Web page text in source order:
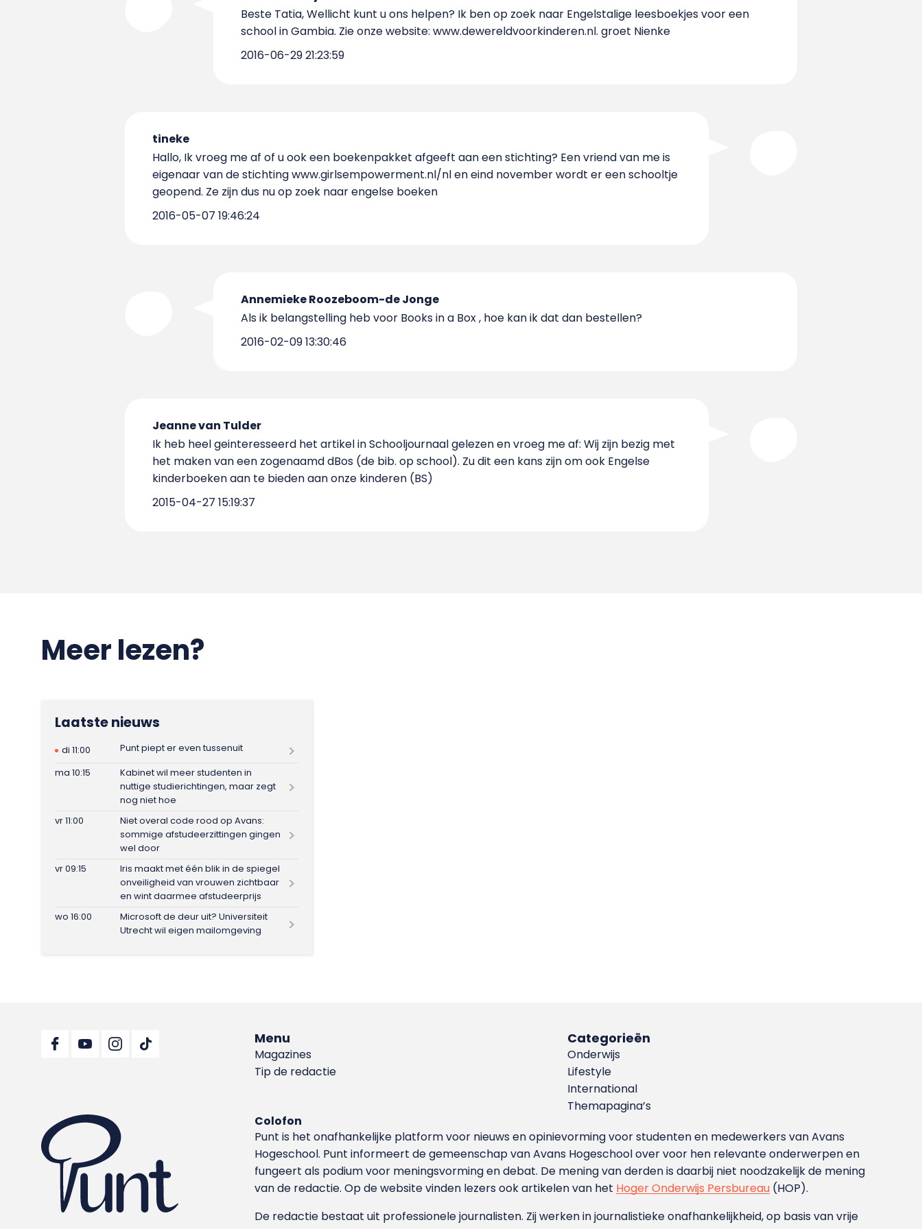
Beste Tatia, Wellicht kunt u ons helpen? Ik ben op zoek naar Engelstalige leesboekjes voor een
school in Gambia. Zie onze website: www.dewereldvoorkinderen.nl. groet Nienke
2016-06-29 21:23:59
tineke
Hallo, Ik vroeg me af of u ook een boekenpakket afgeeft aan een stichting? Een vriend van me is
eigenaar van de stichting www.girlsempowerment.nl/nl en eind november wordt er een schooltje
geopend. Ze zijn dus nu op zoek naar engelse boeken
2016-05-07 19:46:24
Annemieke Roozeboom-de Jonge
Als ik belangstelling heb voor Books in a Box , hoe kan ik dat dan bestellen?
2016-02-09 13:30:46
Jeanne van Tulder
Ik heb heel geinteresseerd het artikel in Schooljournaal gelezen en vroeg me af: Wij zijn bezig met
het maken van een zogenaamd dBos (de bib. op school). Zu dit een kans zijn om ook Engelse
kinderboeken aan te bieden aan onze kinderen (BS)
2015-04-27 15:19:37
Meer lezen?
Laatste nieuws
di 11:00
Punt piept er even tussenuit
ma 10:15
Kabinet wil meer studenten in
nuttige studierichtingen, maar zegt
nog niet hoe
vr 11:00
Niet overal code rood op Avans:
sommige afstudeerzittingen gingen
wel door
vr 09:15
Iris maakt met één blik in de spiegel
onveiligheid van vrouwen zichtbaar
en wint daarmee afstudeerprijs
wo 16:00
Microsoft de deur uit? Universiteit
Utrecht wil eigen mailomgeving
Menu
Magazines
Tip de redactie
Categorieën
Onderwijs
Lifestyle
International
Themapagina’s
Colofon
Punt is het onafhankelijke platform voor nieuws en opinievorming voor studenten en medewerkers van Avans
Hoge­school. Punt informeert de gemeenschap van Avans Hogeschool over voor hen relevante onderwerpen en
fungeert als podium voor meningsvorming en debat. De mening van derden is daarbij niet noodzakelijk de mening
van de redactie. Op de website vinden lezers ook artikelen van het Hoger Onderwijs Persbureau (HOP).
De redactie bestaat uit professionele journalisten. Zij werken in journalistieke onafhankelijkheid, op basis van vrije